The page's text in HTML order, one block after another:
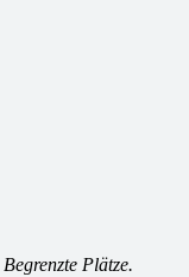
Begrenzte Plätze.